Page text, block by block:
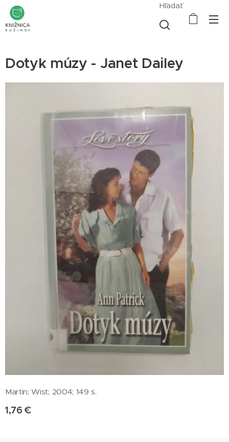
Hľadať
Dotyk múzy - Janet Dailey
Martin; Wist; 2004; 149 s.
1,76 €